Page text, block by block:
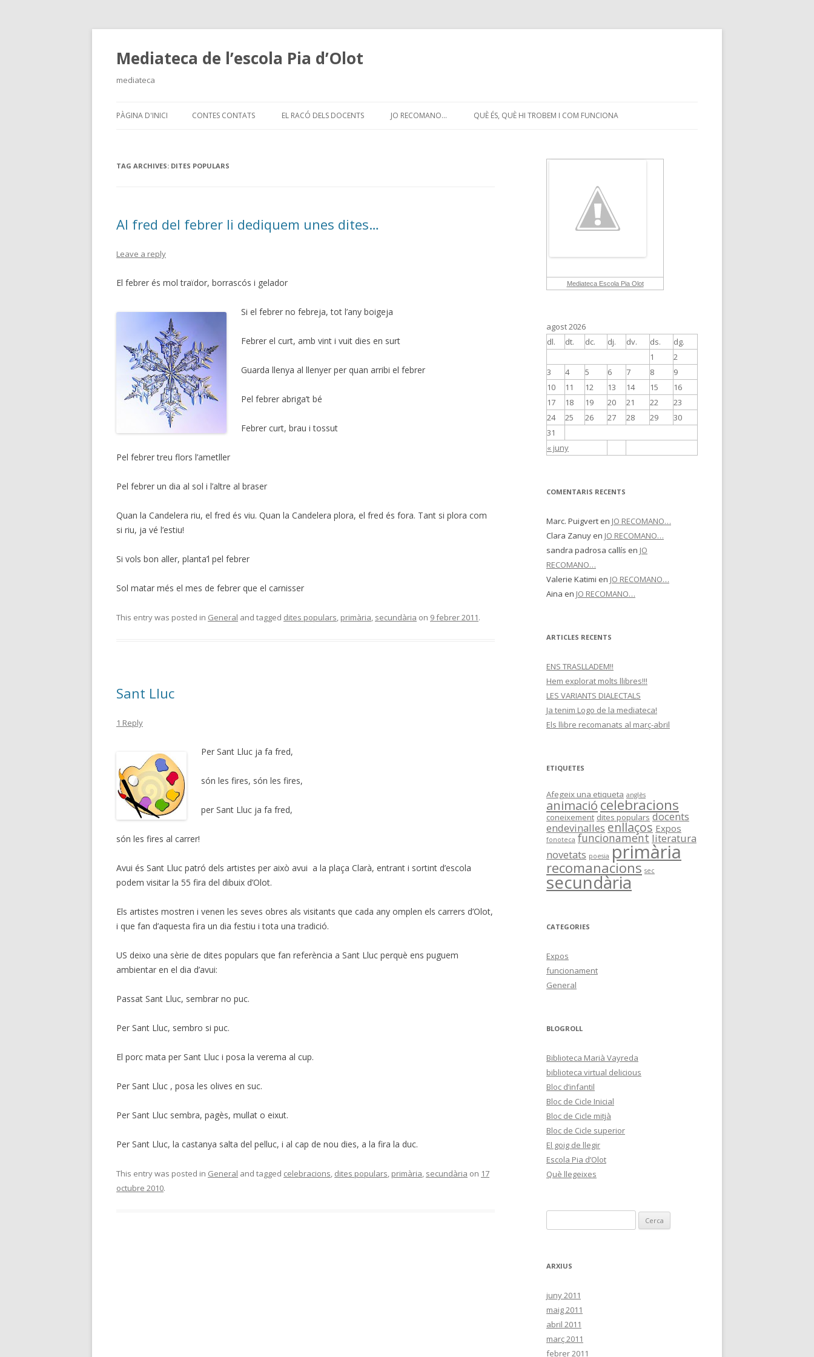
Mediateca de l’escola Pia d’Olot
mediateca
to
PÀGINA D'INICI CONTES CONTATS EL RACÓ DELS DOCENTS JO RECOMANO… QUÈ ÉS, QUÈ HI TROBEM I COM FUNCIONA
TAG ARCHIVES: DITES POPULARS
Al fred del febrer li dediquem unes dites…
Leave a reply
El febrer és mol traïdor, borrascós i gelador
Si el febrer no febreja, tot l’any boigeja
Febrer el curt, amb vint i vuit dies en surt
Guarda llenya al llenyer per quan arribi el febrer
Pel febrer abriga’t bé
Febrer curt, brau i tossut
Pel febrer treu flors l’ametller
Pel febrer un dia al sol i l’altre al braser
Quan la Candelera riu, el fred és viu. Quan la Candelera plora, el fred és fora. Tant si plora com
si riu, ja vé l’estiu!
Si vols bon aller, planta’l pel febrer
Sol matar més el mes de febrer que el carnisser
This entry was posted in General and tagged dites populars, primària, secundària on 9 febrer 2011.
Sant Lluc
1 Reply
Per Sant Lluc ja fa fred,
són les fires, són les fires,
per Sant Lluc ja fa fred,
són les fires al carrer!
Avui és Sant Lluc patró dels artistes per això avui a la plaça Clarà, entrant i sortint d’escola
podem visitar la 55 fira del dibuix d’Olot.
Els artistes mostren i venen les seves obres als visitants que cada any omplen els carrers d’Olot,
i que fan d’aquesta fira un dia festiu i tota una tradició.
US deixo una sèrie de dites populars que fan referència a Sant Lluc perquè ens puguem
ambientar en el dia d’avui:
Passat Sant Lluc, sembrar no puc.
Per Sant Lluc, sembro si puc.
El porc mata per Sant Lluc i posa la verema al cup.
Per Sant Lluc , posa les olives en suc.
Per Sant Lluc sembra, pagès, mullat o eixut.
Per Sant Lluc, la castanya salta del pelluc, i al cap de nou dies, a la fira la duc.
This entry was posted in General and tagged celebracions, dites populars, primària, secundària on 17
octubre 2010.
Mediateca Escola Pia Olot
agost 2026
dl.
dt. dc. dj. dv. ds. dg.
« juny
1
2
3
4 5 6 7 8
9
10
11 12 13 14 15
16
17
18 19 20 21 22
23
24
25 26 27 28 29
30
31
COMENTARIS RECENTS
Marc. Puigvert en JO RECOMANO…
Clara Zanuy en JO RECOMANO…
sandra padrosa callís en JO
RECOMANO…
Valerie Katimi en JO RECOMANO…
Aina en JO RECOMANO…
ARTICLES RECENTS
ENS TRASLLADEM!!
Hem explorat molts llibres!!!
LES VARIANTS DIALECTALS
Ja tenim Logo de la mediateca!
Els llibre recomanats al març-abril
ETIQUETES
Afegeix una etiqueta anglès
animaciócelebracions
coneixement dites populars docents
endevinalles enllaços Expos
fonoteca funcionament literatura
novetats poesia primària
recomanacions sec
secundària
CATEGORIES
Expos
funcionament
General
BLOGROLL
Biblioteca Marià Vayreda
biblioteca virtual delicious
Bloc d’infantil
Bloc de Cicle Inicial
Bloc de Cicle mitjà
Bloc de Cicle superior
El goig de llegir
Escola Pia d’Olot
Què llegeixes
e
c
:
ARXIUS
juny 2011
maig 2011
abril 2011
març 2011
febrer 2011